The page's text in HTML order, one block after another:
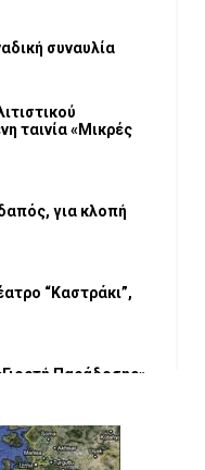
συναυλία
ταινία «Μικρές
για κλοπή
“Καστράκι”,
Παράδοσης»
ΠΑΝΕΠΙΣΤΗΜΙΟ